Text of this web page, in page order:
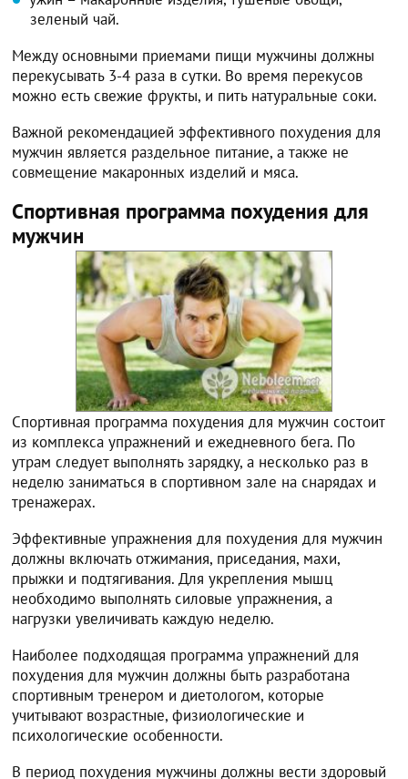
зеленый чай.
Между основными приемами пищи мужчины должны
перекусывать 3-4 раза в сутки. Во время перекусов
можно есть свежие фрукты, и пить натуральные соки.
Важной рекомендацией эффективного похудения для
мужчин является раздельное питание, а также не
совмещение макаронных изделий и мяса.
Спортивная программа похудения для
мужчин
Спортивная программа похудения для мужчин состоит
из комплекса упражнений и ежедневного бега. По
утрам следует выполнять зарядку, а несколько раз в
неделю заниматься в спортивном зале на снарядах и
тренажерах.
Эффективные упражнения для похудения для мужчин
должны включать отжимания, приседания, махи,
прыжки и подтягивания. Для укрепления мышц
необходимо выполнять силовые упражнения, а
нагрузки увеличивать каждую неделю.
Наиболее подходящая программа упражнений для
похудения для мужчин должны быть разработана
спортивным тренером и диетологом, которые
учитывают возрастные, физиологические и
психологические особенности.
В период похудения мужчины должны вести здоровый